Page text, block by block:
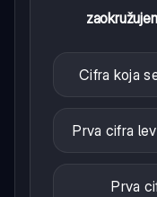
Cifra koja
Prva cifra
Prva